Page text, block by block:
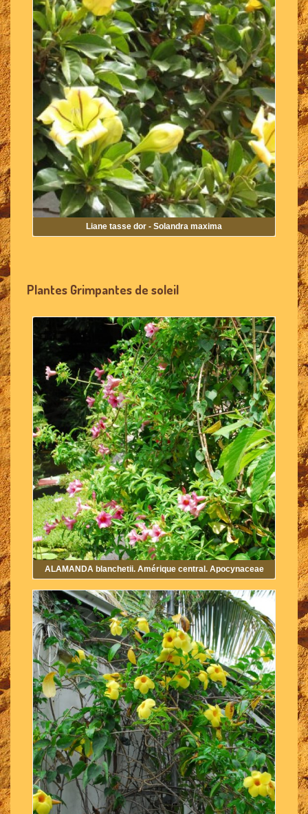
Liane tasse dor - Solandra maxima
Plantes Grimpantes de soleil
ALAMANDA blanchetii. Amérique central. Apocynaceae